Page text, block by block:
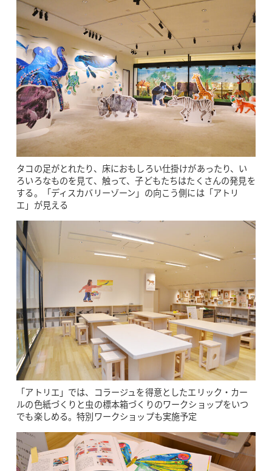
タコの足がとれたり、床におもしろい仕掛けがあったり、い
ろいろなものを見て、触って、子どもたちはたくさんの発見を
する。「ディスカバリーゾーン」の向こう側には「アトリ
エ」が見える
「アトリエ」では、コラージュを得意としたエリック・カー
ルの色紙づくりと虫の標本箱づくりのワークショップをいつ
でも楽しめる。特別ワークショップも実施予定